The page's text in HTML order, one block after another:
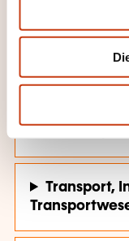
Transport,